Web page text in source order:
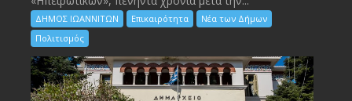
ΔΗΜΟΣ ΙΩΑΝΝΙΤΩΝ Επικαιρότητα
Νέα των Δήμων
Πολιτισμός